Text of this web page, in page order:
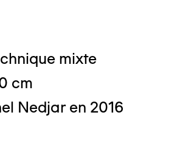
mixte
cm
Nedjar en 2016